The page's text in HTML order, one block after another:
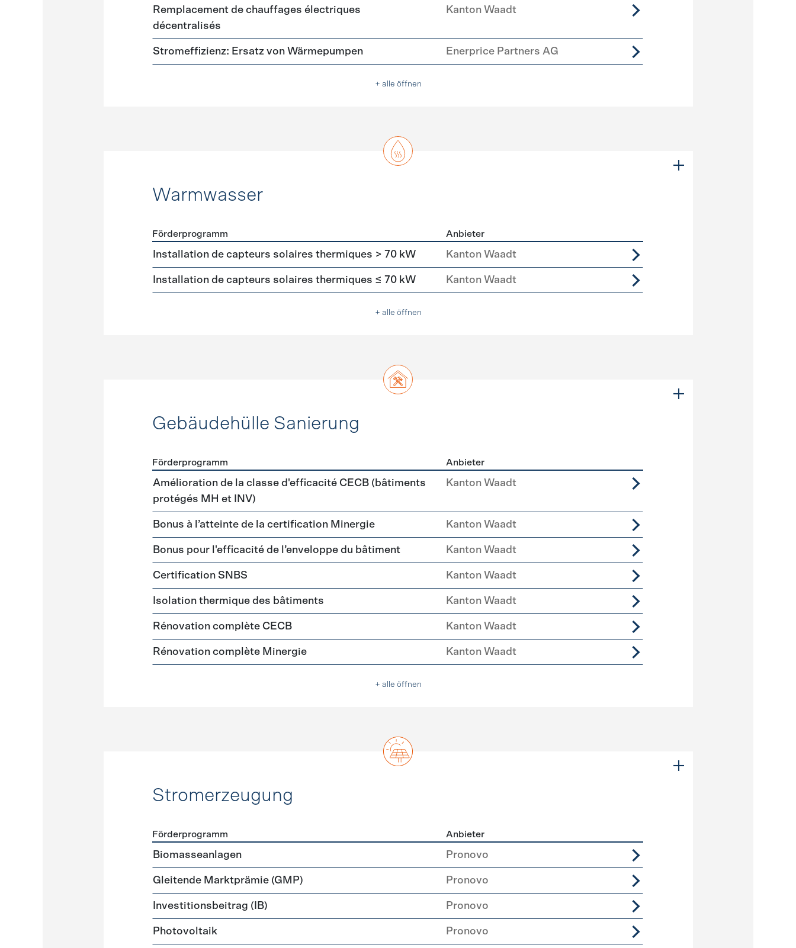
Remplacement de chauffages électriques
décentralisés
Kanton Waadt
Stromeffizienz: Ersatz von Wärmepumpen Enerprice Partners AG
+ alle öffnen
Warmwasser
Förderprogramme Warmwasser
Förderprogramm Anbieter
Installation de capteurs solaires thermiques > 70 kW Kanton Waadt
Installation de capteurs solaires thermiques ≤ 70 kW Kanton Waadt
+ alle öffnen
Gebäudehülle Sanierung
Förderprogramme Gebäudehülle Sanierung
Förderprogramm Anbieter
Amélioration de la classe d'efficacité CECB (bâtiments
protégés MH et INV)
Kanton Waadt
Bonus à l’atteinte de la certification Minergie Kanton Waadt
Bonus pour l'efficacité de l’enveloppe du bâtiment Kanton Waadt
Certification SNBS Kanton Waadt
Isolation thermique des bâtiments Kanton Waadt
Rénovation complète CECB Kanton Waadt
Rénovation complète Minergie Kanton Waadt
+ alle öffnen
Stromerzeugung
Förderprogramme
Förderprogramm Anbieter
Biomasseanlagen Pronovo
Gleitende Marktprämie (GMP) Pronovo
Investitionsbeitrag (IB) Pronovo
Photovoltaik Pronovo